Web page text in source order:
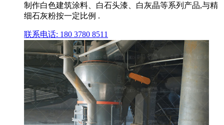
制作白色建筑涂料、白石头漆、白灰晶等系列产品,与精
细石灰粉按一定比例 .
联系电话: 180 3780 8511